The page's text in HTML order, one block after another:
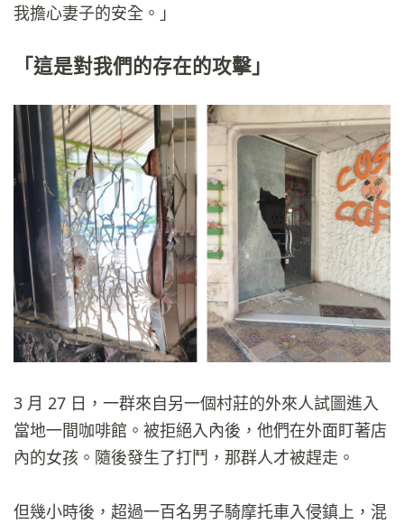
我擔心妻子的安全。」
「這是對我們的存在的攻擊」
3 月 27 日，一群來自另一個村莊的外來人試圖進入
當地一間咖啡館。被拒絕入內後，他們在外面盯著店
內的女孩。隨後發生了打鬥，那群人才被趕走。
但幾小時後，超過一百名男子騎摩托車入侵鎮上，混